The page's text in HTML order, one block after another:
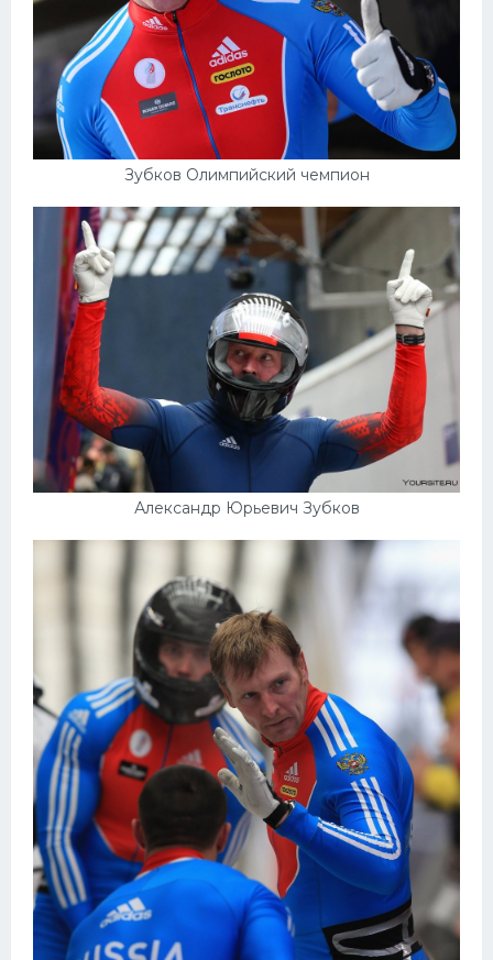
Зубков Олимпийский чемпион
Александр Юрьевич Зубков